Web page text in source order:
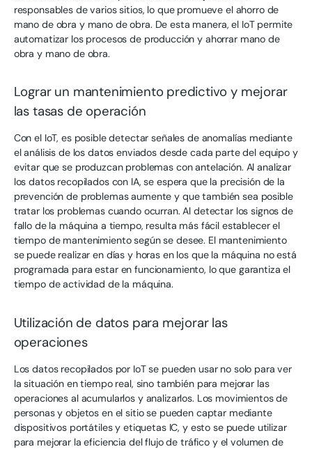
responsables de varios sitios, lo que promueve el ahorro de
mano de obra y mano de obra. De esta manera, el IoT permite
automatizar los procesos de producción y ahorrar mano de
obra y mano de obra.
Lograr un mantenimiento predictivo y mejorar
las tasas de operación
Con el IoT, es posible detectar señales de anomalías mediante
el análisis de los datos enviados desde cada parte del equipo y
evitar que se produzcan problemas con antelación. Al analizar
los datos recopilados con IA, se espera que la precisión de la
prevención de problemas aumente y que también sea posible
tratar los problemas cuando ocurran. Al detectar los signos de
fallo de la máquina a tiempo, resulta más fácil establecer el
tiempo de mantenimiento según se desee. El mantenimiento
se puede realizar en días y horas en los que la máquina no está
programada para estar en funcionamiento, lo que garantiza el
tiempo de actividad de la máquina.
Utilización de datos para mejorar las
operaciones
Los datos recopilados por IoT se pueden usar no solo para ver
la situación en tiempo real, sino también para mejorar las
operaciones al acumularlos y analizarlos. Los movimientos de
personas y objetos en el sitio se pueden captar mediante
dispositivos portátiles y etiquetas IC, y esto se puede utilizar
para mejorar la eficiencia del flujo de tráfico y el volumen de